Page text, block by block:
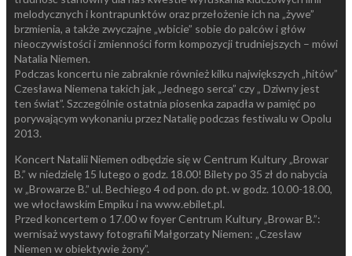
melodycznych i kontrapunktów oraz przełożenie ich na „żywe”
brzmienia, a także zwyczajne „wbicie” sobie do palców i głów
nieoczywistości i zmienności form kompozycji trudniejszych – mówi
Natalia Niemen.
Podczas koncertu nie zabraknie również kilku największych „hitów”
Czesława Niemena takich jak „Jednego serca” czy „ Dziwny jest
ten świat”. Szczególnie ostatnia piosenka zapadła w pamięć po
porywającym wykonaniu przez Natalię podczas festiwalu w Opolu
2013.
Koncert Natalii Niemen odbędzie się w Centrum Kultury „Browar
B.” w niedzielę 15 lutego o godz. 18.00! Bilety po 35 zł do nabycia
w „Browarze B.” ul. Bechiego 4 od pon. do pt. w godz. 10.00-18.00,
we włocławskim Empiku i na www.ebilet.pl.
Przed koncertem o 17.00 w foyer Centrum Kultury „Browar B.”:
wernisaż wystawy fotografii Małgorzaty Niemen: „Czesław
Niemen w obiektywie żony”.